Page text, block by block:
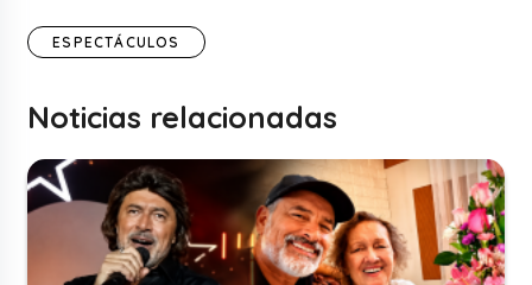
ESPECTÁCULOS
Noticias relacionadas